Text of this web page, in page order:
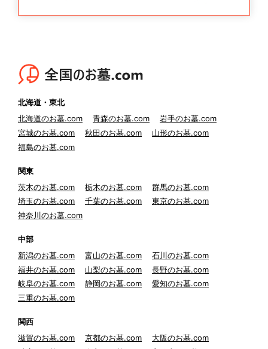
北海道・東北
北海道のお墓.com
青森のお墓.com
岩手のお墓.com
宮城のお墓.com
秋田のお墓.com
山形のお墓.com
福島のお墓.com
関東
茨木のお墓.com
栃木のお墓.com
群馬のお墓.com
埼玉のお墓.com
千葉のお墓.com
東京のお墓.com
神奈川のお墓.com
中部
新潟のお墓.com
富山のお墓.com
石川のお墓.com
福井のお墓.com
山梨のお墓.com
長野のお墓.com
岐阜のお墓.com
静岡のお墓.com
愛知のお墓.com
三重のお墓.com
関西
滋賀のお墓.com
京都のお墓.com
大阪のお墓.com